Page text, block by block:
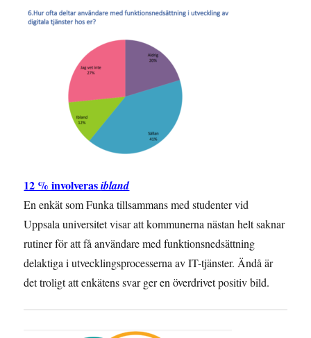
12 % involverasibland
En enkät som Funka tillsammans med studenter vid
Uppsala universitet visar att kommunerna nästan helt saknar
rutiner för att få användare med funktionsnedsättning
delaktiga i utvecklingsprocesserna av IT-tjänster. Ändå är
det troligt att enkätens svar ger en överdrivet positiv bild.